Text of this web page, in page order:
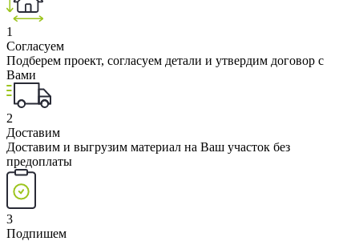
1
Согласуем
Подберем проект, согласуем детали и утвердим договор с
Вами
2
Доставим
Доставим и выгрузим материал на Ваш участок без
предоплаты
3
Подпишем